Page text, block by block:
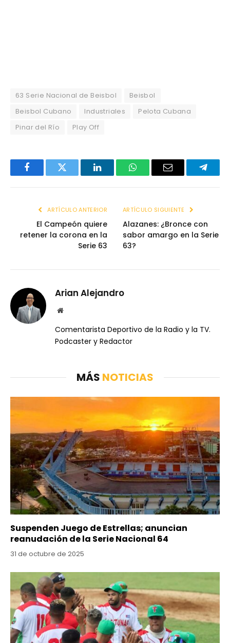
63 Serie Nacional de Beisbol
Beisbol
Beisbol Cubano
Industriales
Pelota Cubana
Pinar del Río
Play Off
FacebookTwitter LinkedInWhatsAppEmail
ARTÍCULO ANTERIOR
El Campeón quiere
retener la corona en la
Serie 63
ARTÍCULO SIGUIENTE
Alazanes: ¿Bronce con
sabor amargo en la Serie
63?
Arian Alejandro
Website
Comentarista Deportivo de la Radio y la TV.
Podcaster y Redactor
MÁS NOTICIAS
Suspenden Juego de Estrellas; anuncian
reanudación de la Serie Nacional 64
31 de octubre de 2025